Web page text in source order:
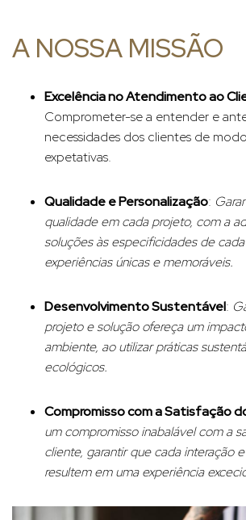
A NOSSA MISSÃO
Excelência no Atendimento ao
Comprometer-se a entender e
necessidades dos clientes de
expetativas.
Qualidade e Personalização:
qualidade em cada projeto, com a
soluções às especificidades de
experiências únicas e memoráveis.
Desenvolvimento Sustentável:
projeto e solução ofereça um
ambiente, ao utilizar práticas
ecológicos.
Compromisso com a Satisfação
um compromisso inabalável com a
cliente, garantir que cada interação
resultem em uma experiência